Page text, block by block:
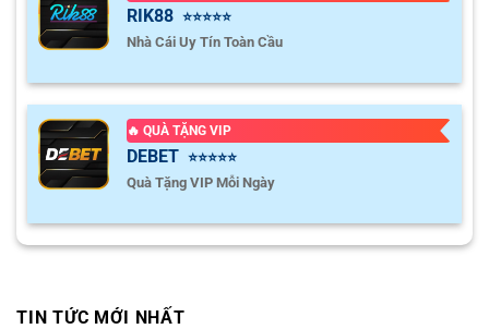
RIK88 ⭐⭐⭐⭐⭐
Nhà Cái Uy Tín Toàn Cầu
🔥 QUÀ TẶNG VIP
DEBET ⭐⭐⭐⭐⭐
Quà Tặng VIP Mỗi Ngày
TIN TỨC MỚI NHẤT